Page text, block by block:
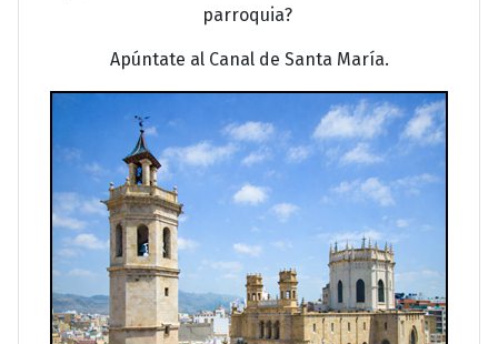
parroquia?
Apúntate al Canal de Santa María.